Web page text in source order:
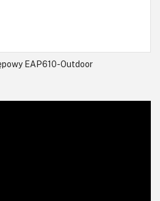
EAP610-Outdoor